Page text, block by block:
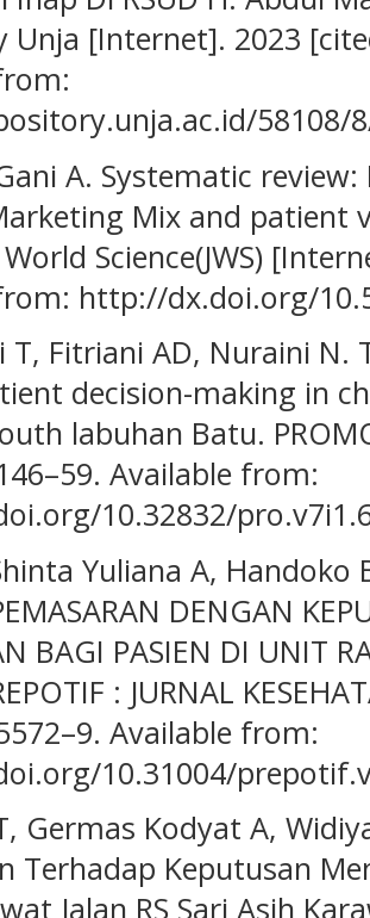
Unja [Internet]. 2023
58108/
A. Systematic
Mix and patient
Science(JWS)
http://dx.doi.org/
T, Fitriani AD, Nuraini
decision-making in
labuhan Batu.
Available from:
10.32832/
Yuliana A, Handoko
DENGAN
BAGI PASIEN DI UNIT
: JURNAL
Available from:
10.31004/
Germas Kodyat A,
Terhadap Keputusan
Jalan RS Sari Asih